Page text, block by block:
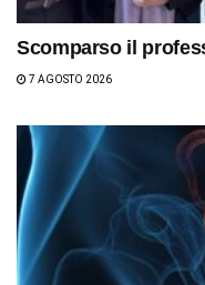
Scomparso il
7 AGOSTO 2026